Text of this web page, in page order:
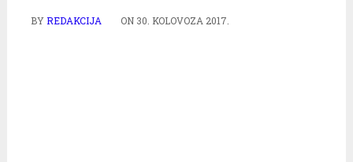
BYREDAKCIJA ON 30. KOLOVOZA 2017.